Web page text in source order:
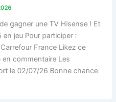
gagner une TV Hisense ! Et
en jeu Pour participer :
France Likez ce
commentaire Les
le 02/07/26 Bonne chance